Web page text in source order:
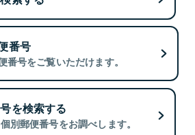
番号
番号をご覧いただけます。
を検索する
別郵便番号をお調べします。